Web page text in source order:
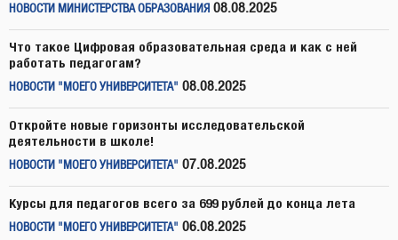
НОВОСТИ МИНИСТЕРСТВА ОБРАЗОВАНИЯ 08.08.2025
Что такое Цифровая образовательная среда и как с ней
работать педагогам?
НОВОСТИ "МОЕГО УНИВЕРСИТЕТА" 08.08.2025
Откройте новые горизонты исследовательской
деятельности в школе!
НОВОСТИ "МОЕГО УНИВЕРСИТЕТА" 07.08.2025
Курсы для педагогов всего за 699 рублей до конца лета
НОВОСТИ "МОЕГО УНИВЕРСИТЕТА" 06.08.2025